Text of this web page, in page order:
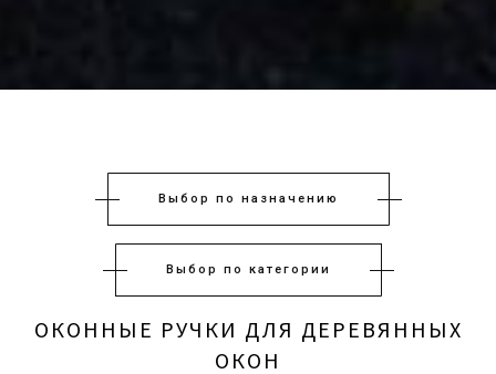
Выбор по назначению
Выбор по категории
ОКОННЫЕ РУЧКИ ДЛЯ ДЕРЕВЯННЫХ
ОКОН